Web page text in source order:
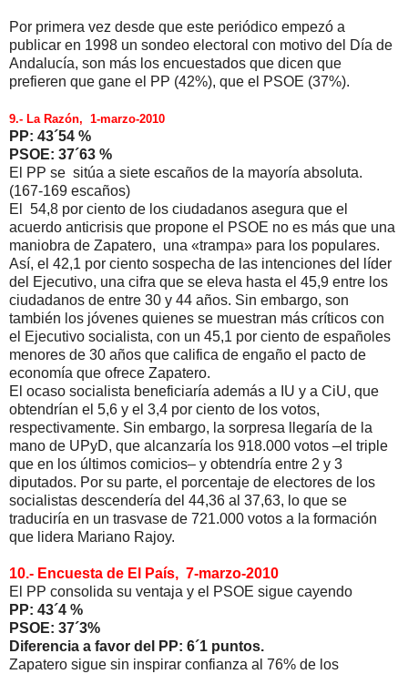
Por primera vez desde que este periódico empezó a
publicar en 1998 un sondeo electoral con motivo del Día de
Andalucía, son más los encuestados que dicen que
prefieren que gane el PP (42%), que el PSOE (37%).
9.- La Razón, 1-marzo-2010
PP: 43´54 %
PSOE: 37´63 %
El PP se sitúa a siete escaños de la mayoría absoluta.
(167-169 escaños)
El 54,8 por ciento de los ciudadanos asegura que el
acuerdo anticrisis que propone el PSOE no es más que una
maniobra de Zapatero, una «trampa» para los populares.
Así, el 42,1 por ciento sospecha de las intenciones del líder
del Ejecutivo, una cifra que se eleva hasta el 45,9 entre los
ciudadanos de entre 30 y 44 años. Sin embargo, son
también los jóvenes quienes se muestran más críticos con
el Ejecutivo socialista, con un 45,1 por ciento de españoles
menores de 30 años que califica de engaño el pacto de
economía que ofrece Zapatero.
El ocaso socialista beneficiaría además a IU y a CiU, que
obtendrían el 5,6 y el 3,4 por ciento de los votos,
respectivamente. Sin embargo, la sorpresa llegaría de la
mano de UPyD, que alcanzaría los 918.000 votos –el triple
que en los últimos comicios– y obtendría entre 2 y 3
diputados. Por su parte, el porcentaje de electores de los
socialistas descendería del 44,36 al 37,63, lo que se
traduciría en un trasvase de 721.000 votos a la formación
que lidera Mariano Rajoy.
10.- Encuesta de El País, 7-marzo-2010
El PP consolida su ventaja y el PSOE sigue cayendo
PP: 43´4 %
PSOE: 37´3%
Diferencia a favor del PP: 6´1 puntos.
Zapatero sigue sin inspirar confianza al 76% de los